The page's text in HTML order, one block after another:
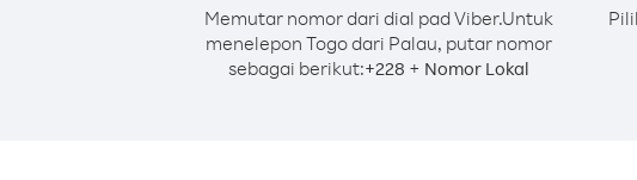
Memutar nomor dari dial pad Viber.Untuk
menelepon Togo dari Palau, putar nomor
sebagai berikut:+228 + Nomor Lokal